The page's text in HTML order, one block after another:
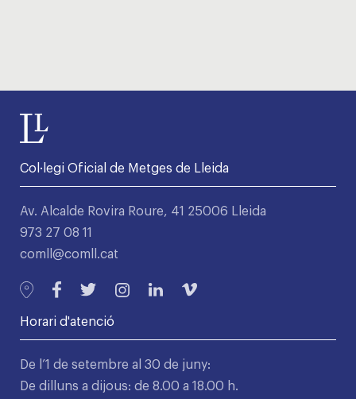
Col·legi Oficial de Metges de Lleida
Av. Alcalde Rovira Roure, 41 25006 Lleida
973 27 08 11
comll@comll.cat
Horari d'atenció
De l’1 de setembre al 30 de juny:
De dilluns a dijous: de 8.00 a 18.00 h.